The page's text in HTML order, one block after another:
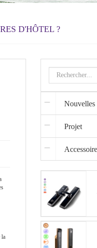
D'HÔTEL ?
la
Nouvelles
Projet